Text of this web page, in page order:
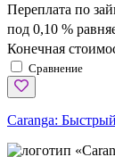
Переплата по
под 0,10 %
Конечная
Сравнение
Caranga: